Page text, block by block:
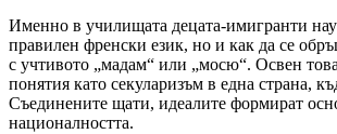
Именно в училищата децата-имигранти
правилен френски език, но и как да се
с учтивото „мадам“ или „мосю“. Освен това
понятия като секуларизъм в една страна,
Съединените щати, идеалите формират
националността.